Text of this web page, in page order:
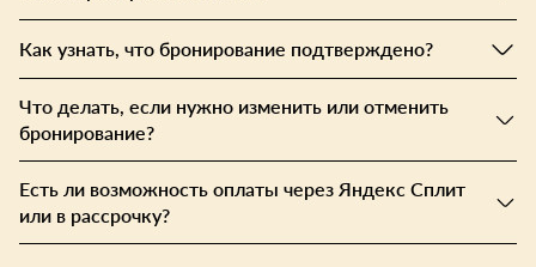
Как узнать, что бронирование подтверждено?
Что делать, если нужно изменить или отменить
бронирование?
Есть ли возможность оплаты через Яндекс Сплит
или в рассрочку?